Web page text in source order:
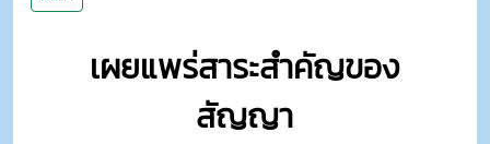
เผยแพร่สาระสำคัญของ
สัญญา